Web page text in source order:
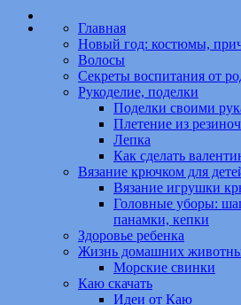
Главная
Новый год: костюмы,
Волосы
Секреты воспитания от
Рукоделие, поделки
Поделки своими
Плетение из
Лепка
Как сделать
Вязание крючком для
Вязание игрушки
Головные уборы:
панамки, кепки
Здоровье ребенка
Жизнь домашних
Морские свинки
Каю скачать
Идеи от Каю